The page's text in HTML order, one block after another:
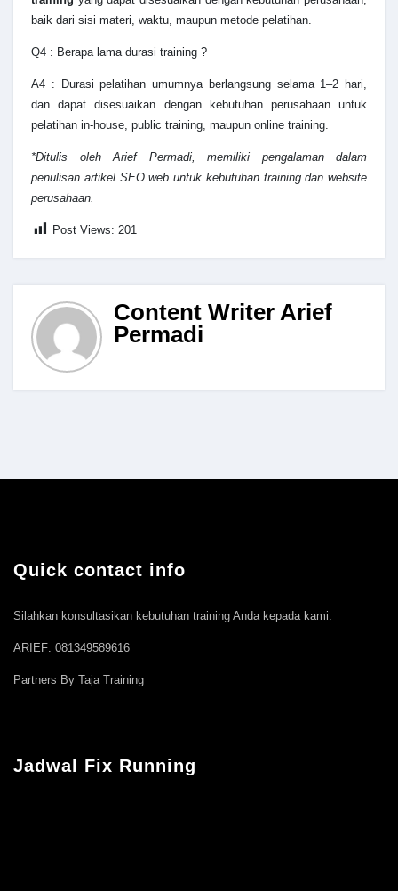
baik dari sisi materi, waktu, maupun metode pelatihan.
Q4 : Berapa lama durasi training ?
A4 : Durasi pelatihan umumnya berlangsung selama 1–2 hari,
dan dapat disesuaikan dengan kebutuhan perusahaan untuk
pelatihan in-house, public training, maupun online training.
*Ditulis oleh Arief Permadi, memiliki pengalaman dalam
penulisan artikel SEO web untuk kebutuhan training dan website
perusahaan.
Post Views: 201
Content Writer Arief
Permadi
Quick contact info
Silahkan konsultasikan kebutuhan training Anda kepada kami.
ARIEF: 081349589616
Partners By Taja Training
Jadwal Fix Running